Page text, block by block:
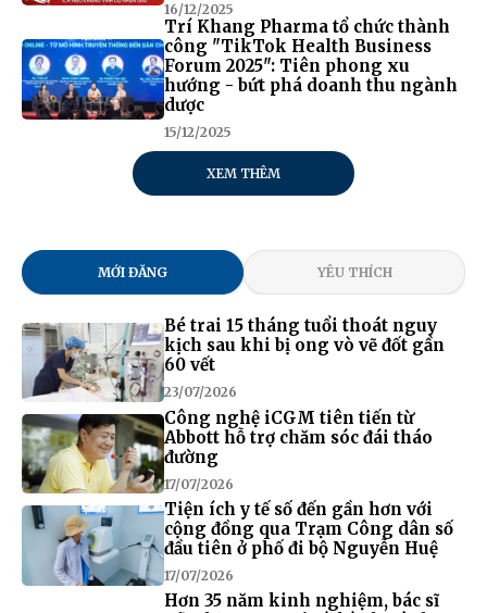
16/12/2025
Trí Khang Pharma tổ chức thành
công "TikTok Health Business
Forum 2025": Tiên phong xu
hướng - bứt phá doanh thu ngành
dược
15/12/2025
XEM THÊM
MỚI ĐĂNG YÊU THÍCH
Bé trai 15 tháng tuổi thoát nguy
kịch sau khi bị ong vò vẽ đốt gần
60 vết
23/07/2026
Công nghệ iCGM tiên tiến từ
Abbott hỗ trợ chăm sóc đái tháo
đường
17/07/2026
Tiện ích y tế số đến gần hơn với
cộng đồng qua Trạm Công dân số
đầu tiên ở phố đi bộ Nguyễn Huệ
17/07/2026
Hơn 35 năm kinh nghiệm, bác sĩ